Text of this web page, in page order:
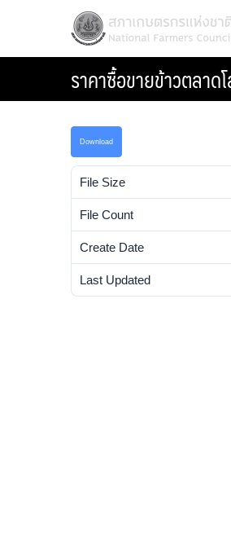
สภาเกษตรกรแห่งชาติ
National Farmers Council
ราคาซื้อขายข้าวตลา
Download
File Size
File Count
Create Date
Last Updated